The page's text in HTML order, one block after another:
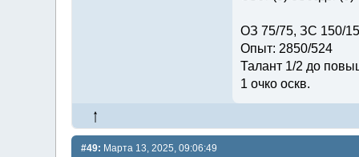
ОЗ 75/75, ЗС 150/
Опыт: 2850/524
Талант 1/2 до
1 очко оскв.
#49: Марта 13, 2025, 09:06:49